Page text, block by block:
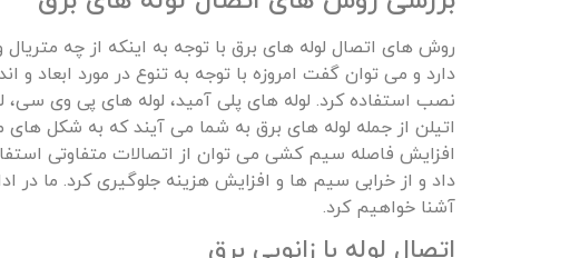
روش های اتصال لوله های برق با توجه به اینکه از چه
دارد و می توان گفت امروزه با توجه به تنوع در مورد ابعاد و
نصب استفاده کرد. لوله های پلی آمید، لوله های پی وی سی،
اتیلن از جمله لوله های برق به شما می آیند که به شکل
افزایش فاصله سیم کشی می توان از اتصالات متفاوتی
داد و از خرابی سیم ها و افزایش هزینه جلوگیری کرد. ما در
آشنا خواهیم کرد.
اتصال لوله با زانویی برق